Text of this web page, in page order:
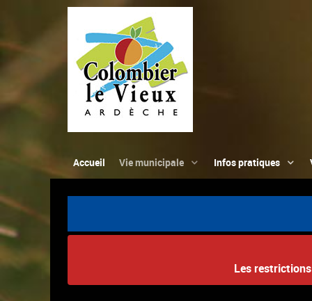
Accueil Vie municipale Infos pratiques
Les